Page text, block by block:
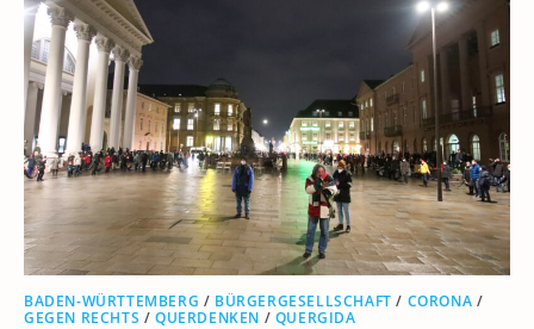
BADEN-WÜRTTEMBERG / BÜRGERGESELLSCHAFT / CORONA /
GEGEN RECHTS /QUERDENKEN / QUERGIDA